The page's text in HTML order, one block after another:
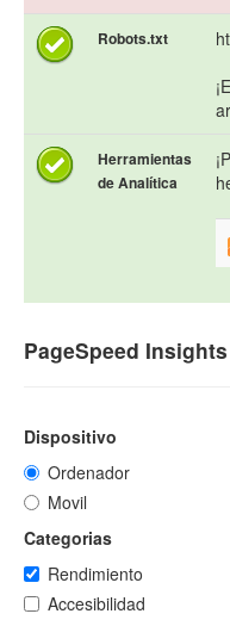
Robots.txt
Herramientas
de Analítica
PageSpeed Insights
Dispositivo
Ordenador
Movil
Categorias
Rendimiento
Accesibilidad